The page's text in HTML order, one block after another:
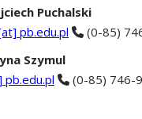
Puchalski
pb.edu.pl
(0-85)
Szymul
pb.edu.pl
(0-85) 746-